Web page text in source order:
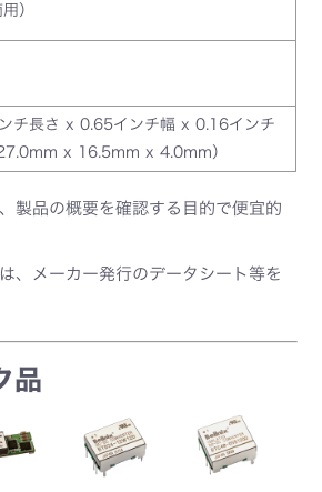
）
チ長さ x 0.65インチ幅 x 0.16インチ
x 16.5mm x 4.0mm）
製品の概要を確認する目的で便宜的
、メーカー発行のデータシート等を
品